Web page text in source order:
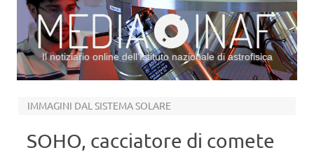
Il notiziario online dell’Istituto nazionale di astrofisica
IMMAGINI DAL SISTEMA SOLARE
SOHO, cacciatore di comete